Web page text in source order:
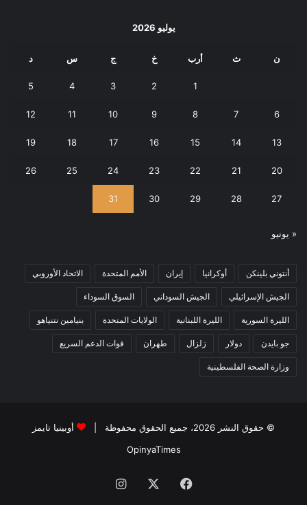
يوليو 2026
ن ث أرب خ ج س د
1
2
3
4
5
6
7
8
9
10
11
12
13
14
15
16
17
18
19
20
21
22
23
24
25
26
27
28
29
30
31
« يونيو
أنتوني بلينكن أوكرانيا إيران الأمم المتحدة الاتحاد الأوروبي
الجيش الإسرائيلي الجيش السوداني السوق السوداء
الليرة السورية الليرة اللبنانية الولايات المتحدة بنيامين نتنياهو
جو بايدن دولار زلزال طهران قوات الدعم السريع
وزارة الصحة الفلسطينية
© حقوق النشر 2026، جميع الحقوق محفوظة |
أوبينيا تايمز
OpinyaTimes
فيسبوك انستقرام